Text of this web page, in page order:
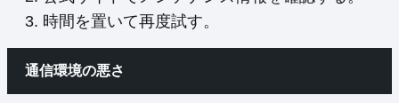
時間を置いて再度試す。
通信環境の悪さ